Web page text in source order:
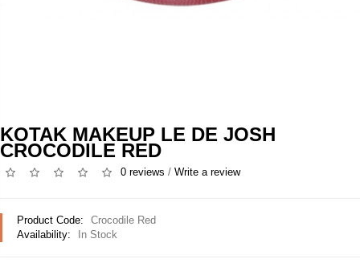
KOTAK MAKEUP LE DE JOSH
CROCODILE RED
0 reviews / Write a review
Product Code:
Crocodile Red
Availability:
In Stock